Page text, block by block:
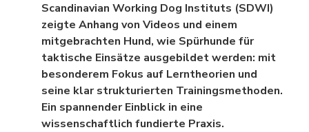
Scandinavian Working Dog Instituts (SDWI)
zeigte Anhang von Videos und einem
mitgebrachten Hund, wie Spürhunde für
taktische Einsätze ausgebildet werden: mit
besonderem Fokus auf Lerntheorien und
seine klar strukturierten Trainingsmethoden.
Ein spannender Einblick in eine
wissenschaftlich fundierte Praxis.